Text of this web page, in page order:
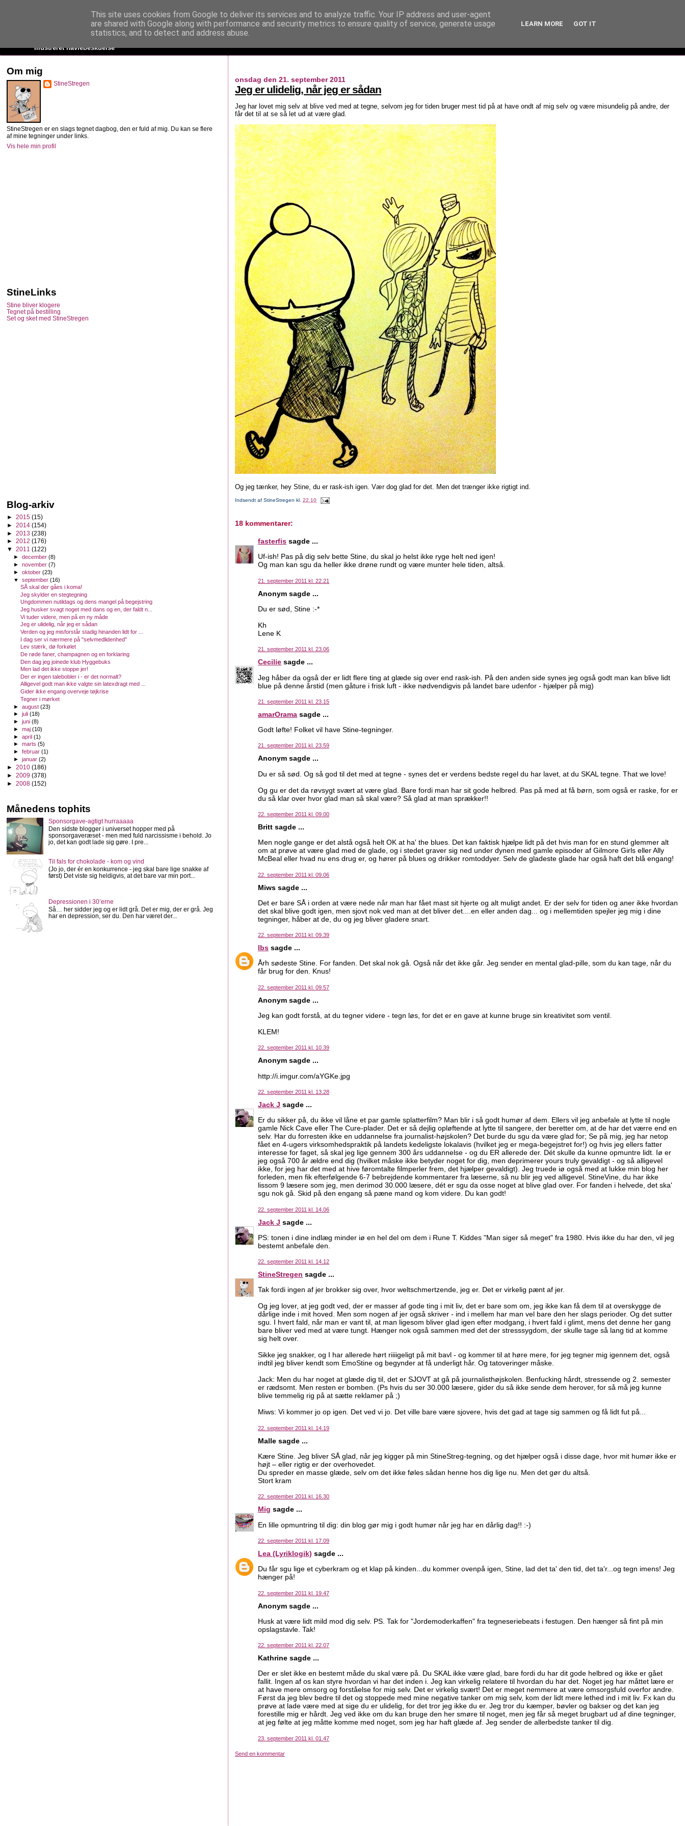
StineStregen
Illustreret navlebeskuelse
onsdag den 21. september 2011
Jeg er ulidelig, når jeg er sådan
Jeg har lovet mig selv at blive ved med at tegne, selvom jeg for tiden bruger mest tid på at have ondt af mig selv og være misundelig på andre, der
får det til at se så let ud at være glad.
Og jeg tænker, hey Stine, du er rask-ish igen. Vær dog glad for det. Men det trænger ikke rigtigt ind.
Indsendt afStineStregen kl.22.10
18 kommentarer:
fasterfis sagde ...
Uf-ish! Pas på dig selv bette Stine, du skal jo helst ikke ryge helt ned igen!
Og man kan sgu da heller ikke drøne rundt og være munter hele tiden, altså.
21. september 2011 kl. 22.21
Anonym sagde ...
Du er sød, Stine :-*
Kh
Lene K
21. september 2011 kl. 23.06
Cecilie sagde ...
Jeg håber da også der er lidt flere ting at glæde sig over end rask-ish. På den anden side synes jeg også godt man kan blive lidt
blue på denne årstid (men gåture i frisk luft - ikke nødvendigvis på landet bare udenfor - hjælper på mig)
21. september 2011 kl. 23.15
amarOrama sagde ...
Godt løfte! Folket vil have Stine-tegninger.
21. september 2011 kl. 23.59
Anonym sagde ...
Du er så sød. Og så god til det med at tegne - synes det er verdens bedste regel du har lavet, at du SKAL tegne. That we love!
Og gu er det da røvsygt svært at være glad. Bare fordi man har sit gode helbred. Pas på med at få børn, som også er raske, for er
du så klar over hvor glad man så skal være? Så glad at man sprækker!!
22. september 2011 kl. 09.00
Britt sagde ...
Men nogle gange er det alstå også helt OK at ha' the blues. Det kan faktisk hjælpe lidt på det hvis man for en stund glemmer alt
om at prøve at være glad med de glade, og i stedet graver sig ned under dynen med gamle episoder af Gilmore Girls eller Ally
McBeal eller hvad nu ens drug er, og hører på blues og drikker romtoddyer. Selv de gladeste glade har også haft det blå engang!
22. september 2011 kl. 09.06
Miws sagde ...
Det er bare SÅ i orden at være nede når man har fået mast sit hjerte og alt muligt andet. Er der selv for tiden og aner ikke hvordan
det skal blive godt igen, men sjovt nok ved man at det bliver det....en eller anden dag... og i mellemtiden spejler jeg mig i dine
tegninger, håber at de, du og jeg bliver gladere snart.
22. september 2011 kl. 09.39
Ibs sagde ...
Årh sødeste Stine. For fanden. Det skal nok gå. Også når det ikke går. Jeg sender en mental glad-pille, som du kan tage, når du
får brug for den. Knus!
22. september 2011 kl. 09.57
Anonym sagde ...
Jeg kan godt forstå, at du tegner videre - tegn løs, for det er en gave at kunne bruge sin kreativitet som ventil.
KLEM!
22. september 2011 kl. 10.39
Anonym sagde ...
http://i.imgur.com/aYGKe.jpg
22. september 2011 kl. 13.28
Jack J sagde ...
Er du sikker på, du ikke vil låne et par gamle splatterfilm? Man blir i så godt humør af dem. Ellers vil jeg anbefale at lytte til nogle
gamle Nick Cave eller The Cure-plader. Det er så dejlig opløftende at lytte til sangere, der beretter om, at de har det værre end en
selv. Har du forresten ikke en uddannelse fra journalist-højskolen? Det burde du sgu da være glad for; Se på mig, jeg har netop
fået en 4-ugers virksomhedspraktik på landets kedeligste lokalavis (hvilket jeg er mega-begejstret for!) og hvis jeg ellers fatter
interesse for faget, så skal jeg lige gennem 300 års uddannelse - og du ER allerede der. Dét skulle da kunne opmuntre lidt. Iø er
jeg også 700 år ældre end dig (hvilket måske ikke betyder noget for dig, men deprimerer yours truly gevaldigt - og så alligevel
ikke, for jeg har det med at hive føromtalte filmperler frem, det hjælper gevaldigt). Jeg truede iø også med at lukke min blog her
forleden, men fik efterfølgende 6-7 bebrejdende kommentarer fra læserne, så nu blir jeg ved alligevel. StineVine, du har ikke
lissom 9 læsere som jeg, men derimod 30.000 læsere, dét er sgu da osse noget at blive glad over. For fanden i helvede, det ska'
sgu nok gå. Skid på den engang så pæne mand og kom videre. Du kan godt!
22. september 2011 kl. 14.06
Jack J sagde ...
PS: tonen i dine indlæg minder iø en hel del om dem i Rune T. Kiddes "Man siger så meget" fra 1980. Hvis ikke du har den, vil jeg
bestemt anbefale den.
22. september 2011 kl. 14.12
StineStregen sagde ...
Tak fordi ingen af jer brokker sig over, hvor weltschmertzende, jeg er. Det er virkelig pænt af jer.
Og jeg lover, at jeg godt ved, der er masser af gode ting i mit liv, det er bare som om, jeg ikke kan få dem til at overskygge de
dårlige inde i mit hoved. Men som nogen af jer også skriver - ind i mellem har man vel bare den her slags perioder. Og det sutter
sgu. I hvert fald, når man er vant til, at man ligesom bliver glad igen efter modgang, i hvert fald i glimt, mens det denne her gang
bare bliver ved med at være tungt. Hænger nok også sammen med det der stresssygdom, der skulle tage så lang tid at komme
sig helt over.
Sikke jeg snakker, og I har allerede hørt riiiigeligt på mit bavl - og kommer til at høre mere, for jeg tegner mig igennem det, også
indtil jeg bliver kendt som EmoStine og begynder at få underligt hår. Og tatoveringer måske.
Jack: Men du har noget at glæde dig til, det er SJOVT at gå på journalisthøjskolen. Benfucking hårdt, stressende og 2. semester
er rædsomt. Men resten er bomben. (Ps hvis du ser 30.000 læsere, gider du så ikke sende dem herover, for så må jeg kunne
blive temmelig rig på at sætte reklamer på ;)
Miws: Vi kommer jo op igen. Det ved vi jo. Det ville bare være sjovere, hvis det gad at tage sig sammen og få lidt fut på...
22. september 2011 kl. 14.19
Malle sagde ...
Kære Stine. Jeg bliver SÅ glad, når jeg kigger på min StineStreg-tegning, og det hjælper også i disse dage, hvor mit humør ikke er
højt – eller rigtig er der overhovedet.
Du spreder en masse glæde, selv om det ikke føles sådan henne hos dig lige nu. Men det gør du altså.
Stort kram
22. september 2011 kl. 16.30
Mig sagde ...
En lille opmuntring til dig: din blog gør mig i godt humør når jeg har en dårlig dag!! :-)
22. september 2011 kl. 17.09
Lea (Lyriklogik) sagde ...
Du får sgu lige et cyberkram og et klap på kinden...du kommer ovenpå igen, Stine, lad det ta' den tid, det ta'r...og tegn imens! Jeg
hænger på!
22. september 2011 kl. 19.47
Anonym sagde ...
Husk at være lidt mild mod dig selv. PS. Tak for "Jordemoderkaffen" fra tegneseriebeats i festugen. Den hænger så fint på min
opslagstavle. Tak!
22. september 2011 kl. 22.07
Kathrine sagde ...
Der er slet ikke en bestemt måde du skal være på. Du SKAL ikke være glad, bare fordi du har dit gode helbred og ikke er gået
fallit. Ingen af os kan styre hvordan vi har det inden i. Jeg kan virkelig relatere til hvordan du har det. Noget jeg har måttet lære er
at have mere omsorg og forståelse for mig selv. Det er virkelig svært! Det er meget nemmere at være omsorgsfuld overfor andre.
Først da jeg blev bedre til det og stoppede med mine negative tanker om mig selv, kom der lidt mere lethed ind i mit liv. Fx kan du
prøve at lade være med at sige du er ulidelig, for det tror jeg ikke du er. Jeg tror du kæmper, bøvler og bakser og det kan jeg
forestille mig er hårdt. Jeg ved ikke om du kan bruge den her smøre til noget, men jeg får så meget brugbart ud af dine tegninger,
at jeg følte at jeg måtte komme med noget, som jeg har haft glæde af. Jeg sender de allerbedste tanker til dig.
23. september 2011 kl. 01.47
Send en kommentar
Om mig
StineStregen
StineStregen er en slags tegnet dagbog, den er fuld af mig. Du kan se flere
af mine tegninger under links.
Vis hele min profil
StineLinks
Stine bliver klogere
Tegnet på bestilling
Set og sket med StineStregen
Blog-arkiv
► 2015 (15)
► 2014 (154)
► 2013 (238)
► 2012 (176)
▼ 2011 (122)
►december(8)
►november(7)
►oktober(23)
▼september(16)
SÅ skal der gåes i koma!
Jeg skylder en stegtegning
Ungdommen nutildags og dens mangel på begejstring
Jeg husker svagt noget med dans og en, der faldt n...
Vi tuder videre, men på en ny måde
Jeg er ulidelig, når jeg er sådan
Verden og jeg misforstår stadig hinanden lidt for ...
I dag ser vi nærmere på "selvmedlidenhed"
Lev stærk, dø forkølet
De røde faner, champagnen og en forklaring
Den dag jeg joinede klub Hyggebuks
Men lad det ikke stoppe jer!
Der er ingen talebobler i - er det normalt?
Alligevel godt man ikke valgte sin latexdragt med ...
Gider ikke engang overveje tøjkrise
Tegner i mørket
►august(23)
►juli(18)
►juni(8)
►maj(10)
►april(1)
►marts(5)
►februar(1)
►januar(2)
► 2010 (186)
► 2009 (378)
► 2008 (152)
Månedens tophits
Sponsorgave-agtigt hurraaaaa
Den sidste blogger i universet hopper med på
sponsorgaveræset - men med fuld narcissisme i behold. Jo
jo, det kan godt lade sig gøre. I pre...
Til fals for chokolade - kom og vind
(Jo jo, der ér en konkurrence - jeg skal bare lige snakke af
først) Det viste sig heldigvis, at det bare var min port...
Depressionen i 30’erne
Så… her sidder jeg og er lidt grå. Det er mig, der er grå. Jeg
har en depression, ser du. Den har været der...
This site uses cookies from Google to deliver its services and to analyze traffic. Your IP address and user-agent
are shared with Google along with performance and security metrics to ensure quality of service, generate usage
statistics, and to detect and address abuse.
LEARN MORE GOT IT